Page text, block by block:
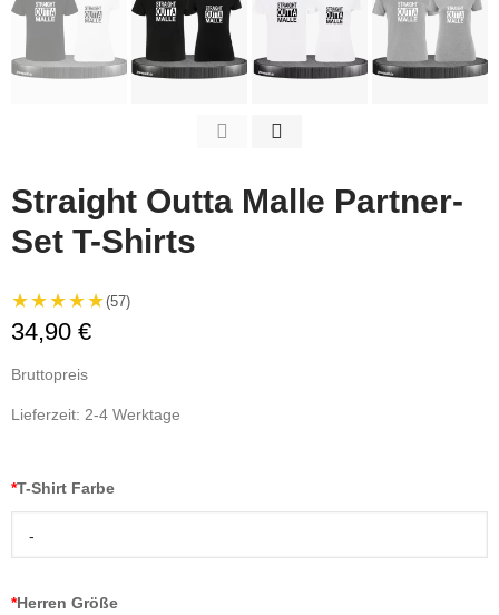
Straight Outta Malle Partner-
Set T-Shirts
★★★★★(57)
34,90 €
Bruttopreis
Lieferzeit: 2-4 Werktage
*T-Shirt Farbe
-
*Herren Größe